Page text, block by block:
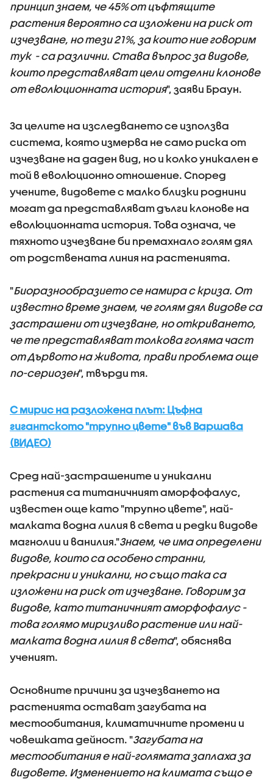
принцип знаем, че 45% от цъфтящите
растения вероятно са изложени на риск от
изчезване, но тези 21%, за които ние говорим
тук - са различни. Става въпрос за видове,
които представляват цели отделни клонове
от еволюционната история", заяви Браун.
За целите на изследването се използва
система, която измерва не само риска от
изчезване на даден вид, но и колко уникален е
той в еволюционно отношение. Според
учените, видовете с малко близки роднини
могат да представляват дълги клонове на
еволюционната история. Това означа, че
тяхното изчезване би премахнало голям дял
от родствената линия на растенията.
"Биоразнообразието се намира с криза. От
известно време знаем, че голям дял видове са
застрашени от изчезване, но откриването,
че те представляват толкова голяма част
от Дървото на живота, прави проблема още
по-сериозен", твърди тя.
С мирис на разложена плът: Цъфна
гигантското "трупно цвете" във Варшава
(ВИДЕО)
Сред най-застрашените и уникални
растения са титаничният аморфофалус,
известен още като "трупно цвете", най-
малката водна лилия в света и редки видове
магнолии и ванилия."Знаем, че има определени
видове, които са особено странни,
прекрасни и уникални, но също така са
изложени на риск от изчезване. Говорим за
видове, като титаничният аморфофалус -
това голямо миризливо растение или най-
малката водна лилия в света", обяснява
ученият.
Основните причини за изчезването на
растенията остават загубата на
местообитания, климатичните промени и
човешката дейност. "Загубата на
местообитания е най-голямата заплаха за
видовете. Изменението на климата също е